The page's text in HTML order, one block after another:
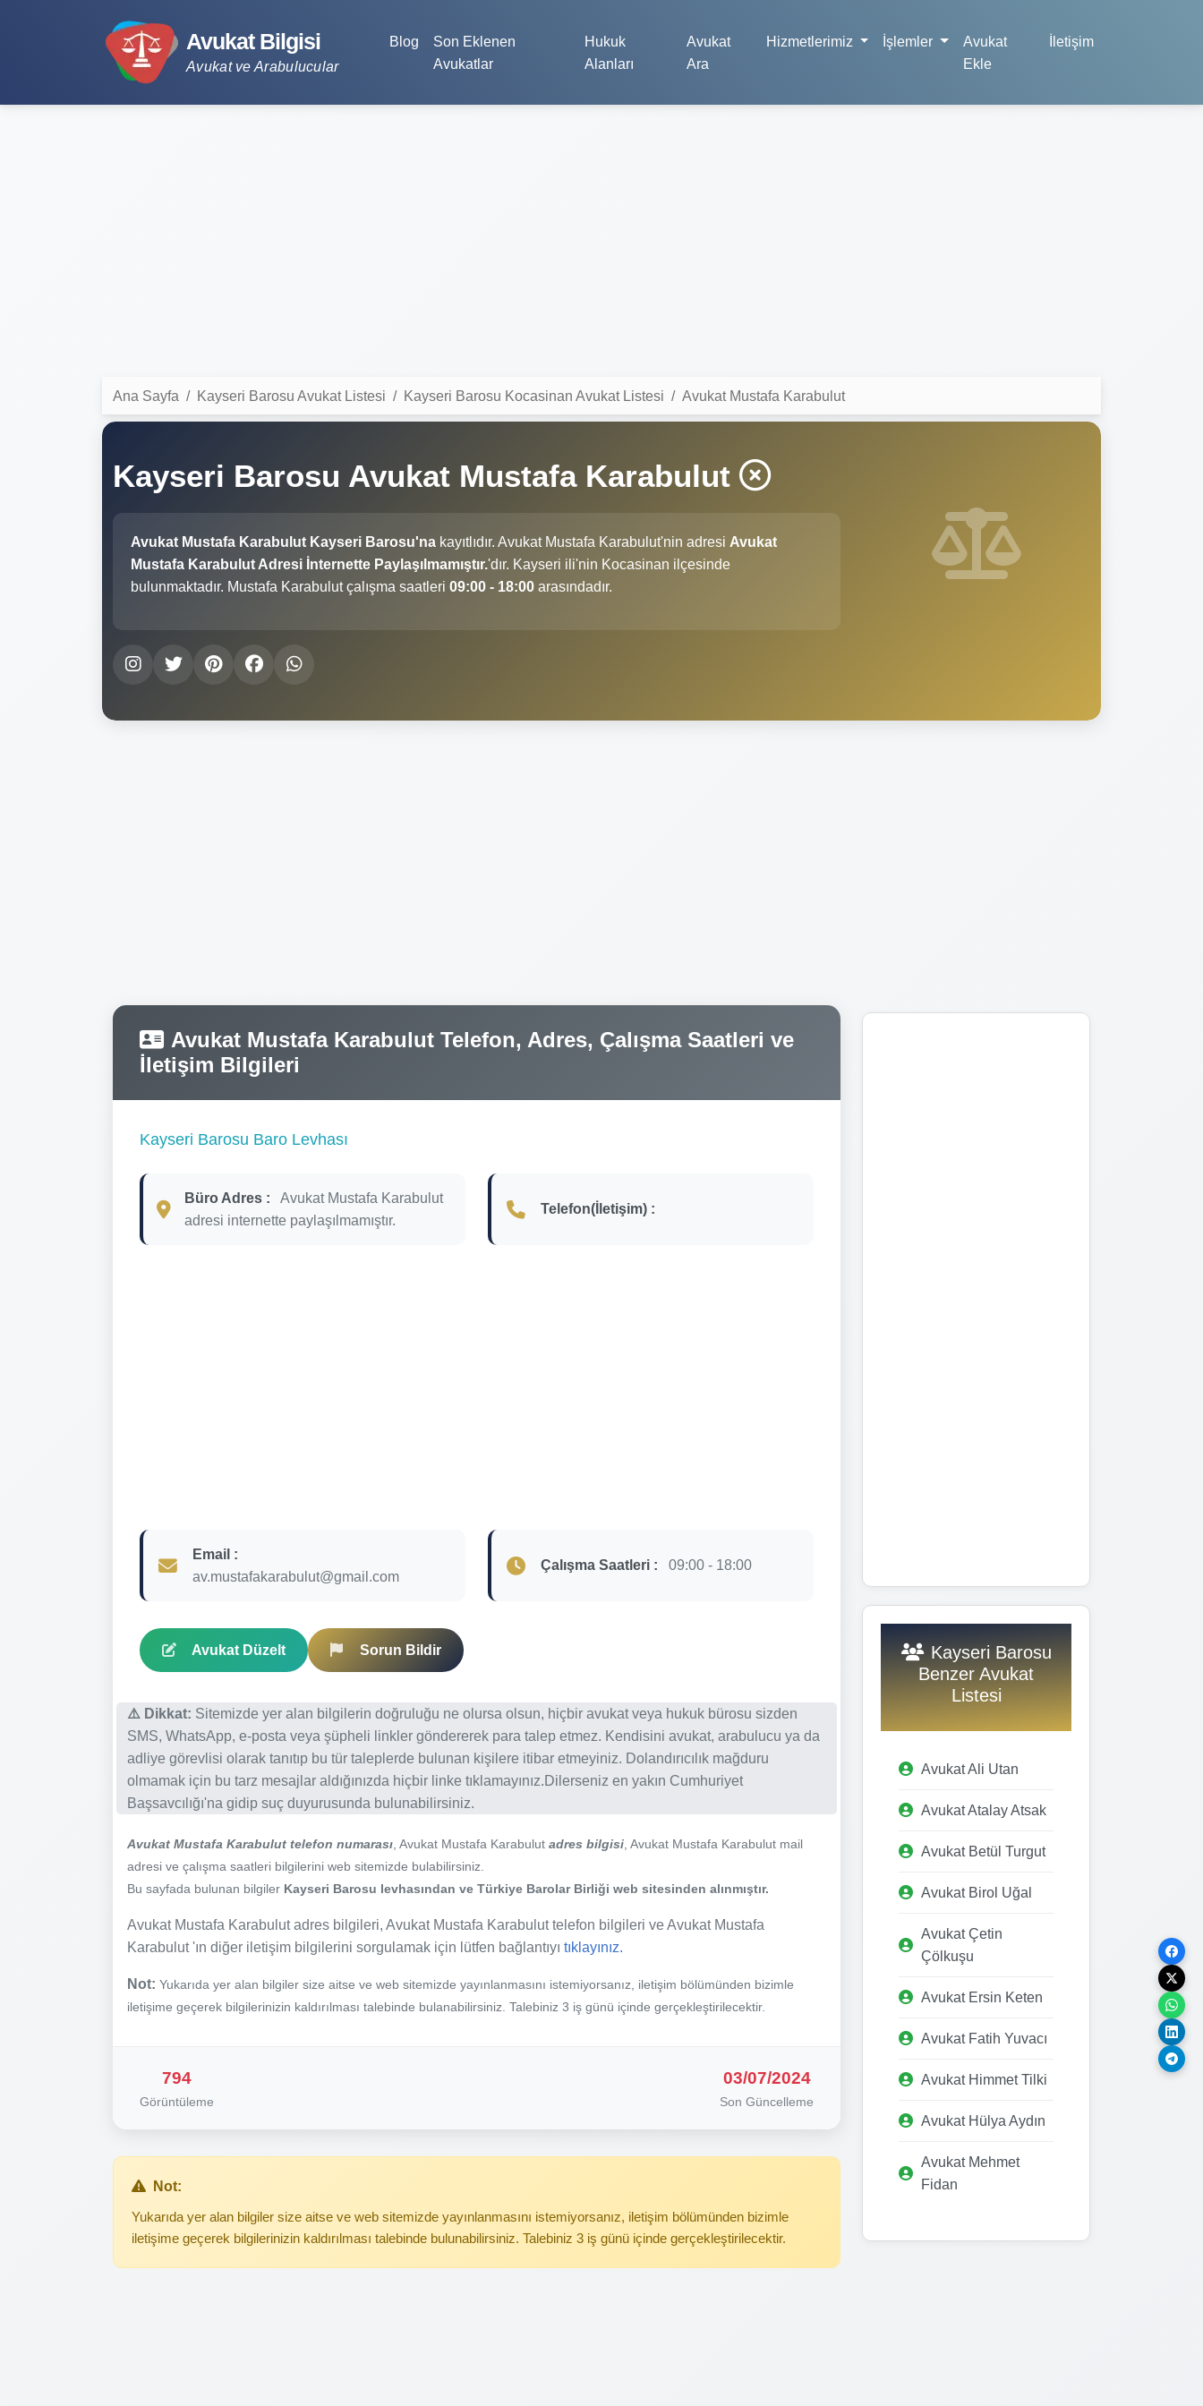
Avukat Bilgisi
Avukat ve Arabulucular
Blog
Son Eklenen
Avukatlar
Hukuk
Alanları
Avukat
Ara
Hizmetlerimiz İşlemler
Avukat
Ekle
İletişim
Ana Sayfa Kayseri Barosu Avukat Listesi Kayseri Barosu Kocasinan Avukat Listesi Avukat Mustafa Karabulut
Kayseri Barosu Avukat Mustafa Karabulut
Avukat Mustafa Karabulut Kayseri Barosu'na kayıtlıdır. Avukat Mustafa Karabulut'nin adresi Avukat
Mustafa Karabulut Adresi İnternette Paylaşılmamıştır.'dır. Kayseri ili'nin Kocasinan ilçesinde
bulunmaktadır. Mustafa Karabulut çalışma saatleri 09:00 - 18:00 arasındadır.
Avukat Mustafa Karabulut Telefon, Adres, Çalışma Saatleri ve
İletişim Bilgileri
Kayseri Barosu Baro Levhası
Büro Adres :
Avukat Mustafa Karabulut
adresi internette paylaşılmamıştır.
Telefon(İletişim) :
Email :
av.mustafakarabulut@gmail.com
Çalışma Saatleri : 09:00 - 18:00
Avukat Düzelt Sorun Bildir
⚠️ Dikkat: Sitemizde yer alan bilgilerin doğruluğu ne olursa olsun, hiçbir avukat veya hukuk bürosu sizden
SMS, WhatsApp, e-posta veya şüpheli linkler göndererek para talep etmez. Kendisini avukat, arabulucu ya da
adliye görevlisi olarak tanıtıp bu tür taleplerde bulunan kişilere itibar etmeyiniz. Dolandırıcılık mağduru
olmamak için bu tarz mesajlar aldığınızda hiçbir linke tıklamayınız.Dilerseniz en yakın Cumhuriyet
Başsavcılığı'na gidip suç duyurusunda bulunabilirsiniz.
Avukat Mustafa Karabulut telefon numarası , Avukat Mustafa Karabulut adres bilgisi , Avukat Mustafa Karabulut mail
adresi ve çalışma saatleri bilgilerini web sitemizde bulabilirsiniz.
Bu sayfada bulunan bilgiler Kayseri Barosu levhasından ve Türkiye Barolar Birliği web sitesinden alınmıştır.
Avukat Mustafa Karabulut adres bilgileri, Avukat Mustafa Karabulut telefon bilgileri ve Avukat Mustafa
Karabulut 'ın diğer iletişim bilgilerini sorgulamak için lütfen bağlantıyı tıklayınız.
Not: Yukarıda yer alan bilgiler size aitse ve web sitemizde yayınlanmasını istemiyorsanız, iletişim bölümünden bizimle
iletişime geçerek bilgilerinizin kaldırılması talebinde bulanabilirsiniz. Talebiniz 3 iş günü içinde gerçekleştirilecektir.
794
Görüntüleme
03/07/2024
Son Güncelleme
Not:
Yukarıda yer alan bilgiler size aitse ve web sitemizde yayınlanmasını istemiyorsanız, iletişim bölümünden bizimle
iletişime geçerek bilgilerinizin kaldırılması talebinde bulunabilirsiniz. Talebiniz 3 iş günü içinde gerçekleştirilecektir.
Kayseri Barosu
Benzer Avukat
Listesi
Avukat Ali Utan
Avukat Atalay Atsak
Avukat Betül Turgut
Avukat Birol Uğal
Avukat Çetin
Çölkuşu
Avukat Ersin Keten
Avukat Fatih Yuvacı
Avukat Himmet Tilki
Avukat Hülya Aydın
Avukat Mehmet
Fidan